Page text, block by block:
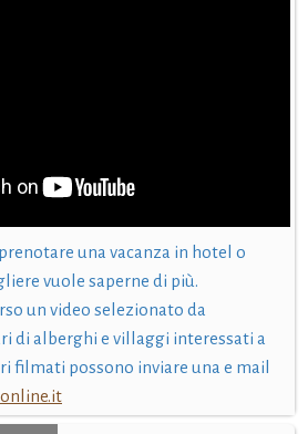
una vacanza in hotel o
vuole saperne di più.
un video selezionato da
di alberghi e villaggi interessati a
filmati possono inviare una e mail